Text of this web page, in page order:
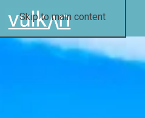
Skip to main content